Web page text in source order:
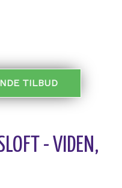
TILBUD
- VIDEN,